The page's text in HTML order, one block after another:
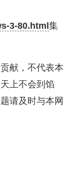
可用于有效处
汽车。新研究
越现有基于硅
排放等环境问
，人工智能的
3-80.html 集
献，不代表本
上不会到馅
请及时与本网